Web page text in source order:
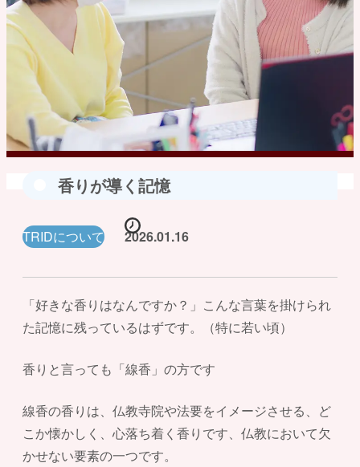
香りが導く記憶
TRIDについて 2026.01.16
「好きな香りはなんですか？」こんな言葉を掛けられ
た記憶に残っているはずです。（特に若い頃）
香りと言っても「線香」の方です
線香の香りは、仏教寺院や法要をイメージさせる、ど
こか懐かしく、心落ち着く香りです、仏教において欠
かせない要素の一つです。